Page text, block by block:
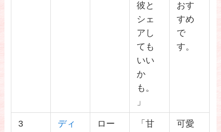
彼と
シェ
アし
ても
いい
か
も。
」
おす
すめ
で
す。
3
ディ
ロー
「甘
可愛